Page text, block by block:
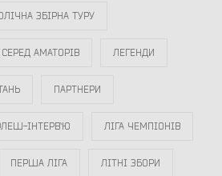
ЗБІРНА ТУРУ
АМАТОРІВ ЛЕГЕНДИ
ПАРТНЕРИ
ІНТЕРВ`Ю ЛІГА ЧЕМПІОНІВ
ПЕРША ЛІГА ЛІТНІ ЗБОРИ